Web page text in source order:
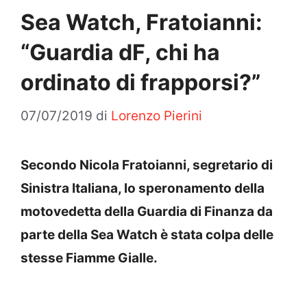
Sea Watch, Fratoianni:
“Guardia dF, chi ha
ordinato di frapporsi?”
07/07/2019 di Lorenzo Pierini
Secondo Nicola Fratoianni, segretario di
Sinistra Italiana, lo speronamento della
motovedetta della Guardia di Finanza da
parte della Sea Watch è stata colpa delle
stesse Fiamme Gialle.